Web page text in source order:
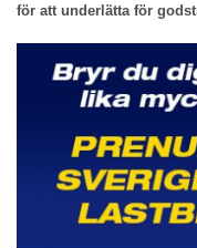
för att underlätta för